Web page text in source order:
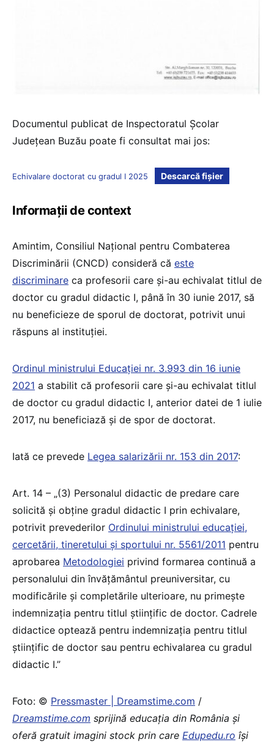
Documentul publicat de Inspectoratul Școlar
Județean Buzău poate fi consultat mai jos:
Echivalare doctorat cu gradul I 2025 Descarcă fișier
Informații de context
Amintim, Consiliul Național pentru Combaterea
Discriminării (CNCD) consideră că este
discriminare ca profesorii care și-au echivalat titlul de
doctor cu gradul didactic I, până în 30 iunie 2017, să
nu beneficieze de sporul de doctorat, potrivit unui
răspuns al instituției.
Ordinul ministrului Educației nr. 3.993 din 16 iunie
2021 a stabilit că profesorii care și-au echivalat titlul
de doctor cu gradul didactic I, anterior datei de 1 iulie
2017, nu beneficiază și de spor de doctorat.
Iată ce prevede Legea salarizării nr. 153 din 2017:
Art. 14 – „(3) Personalul didactic de predare care
solicită și obține gradul didactic I prin echivalare,
potrivit prevederilor Ordinului ministrului educației,
cercetării, tineretului și sportului nr. 5561/2011 pentru
aprobarea Metodologiei privind formarea continuă a
personalului din învățământul preuniversitar, cu
modificările și completările ulterioare, nu primește
indemnizația pentru titlul științific de doctor. Cadrele
didactice optează pentru indemnizația pentru titlul
științific de doctor sau pentru echivalarea cu gradul
didactic I.”
Foto: © Pressmaster | Dreamstime.com /
Dreamstime.com sprijină educaţia din România şi
oferă gratuit imagini stock prin care Edupedu.ro îşi